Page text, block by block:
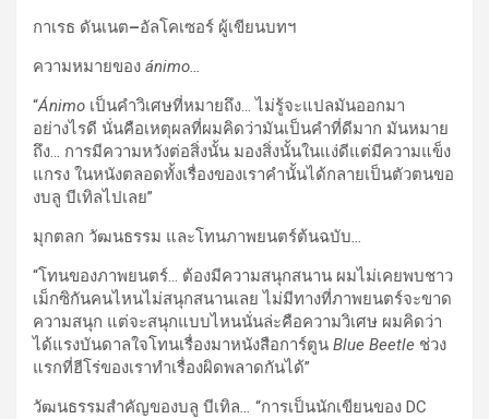
กาเรธ ดันเนต–อัลโคเซอร์ ผู้เขียนบทฯ
ความหมายของ ánimo…
“Ánimo เป็นคำวิเศษที่หมายถึง… ไม่รู้จะแปลมันออกมา
อย่างไรดี นั่นคือเหตุผลที่ผมคิดว่ามันเป็นคำที่ดีมาก มันหมาย
ถึง… การมีความหวังต่อสิ่งนั้น มองสิ่งนั้นในแง่ดีแต่มีความแข็ง
แกรง ในหนังตลอดทั้งเรื่องของเราคำนั้นได้กลายเป็นตัวตนขอ
งบลู บีเทิลไปเลย”
มุกตลก วัฒนธรรม และโทนภาพยนตร์ต้นฉบับ…
“โทนของภาพยนตร์… ต้องมีความสนุกสนาน ผมไม่เคยพบชาว
เม็กซิกันคนไหนไม่สนุกสนานเลย ไม่มีทางที่ภาพยนตร์จะขาด
ความสนุก แต่จะสนุกแบบไหนนั่นล่ะคือความวิเศษ ผมคิดว่า
ได้แรงบันดาลใจโทนเรื่องมาหนังสือการ์ตูน Blue Beetle ช่วง
แรกที่ฮีโร่ของเราทำเรื่องผิดพลาดกันได้”
วัฒนธรรมสำคัญของบลู บีเทิล… “การเป็นนักเขียนของ DC